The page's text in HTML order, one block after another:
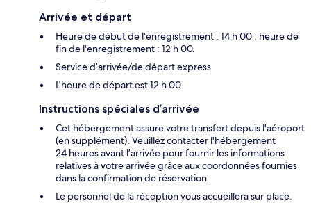
Arrivée et départ
Heure de début de l'enregistrement : 14 h 00 ; heure de
fin de l'enregistrement : 12 h 00.
Service d’arrivée/de départ express
L'heure de départ est 12 h 00
Instructions spéciales d’arrivée
Cet hébergement assure votre transfert depuis l'aéroport
(en supplément). Veuillez contacter l'hébergement
24 heures avant l’arrivée pour fournir les informations
relatives à votre arrivée grâce aux coordonnées fournies
dans la confirmation de réservation.
Le personnel de la réception vous accueillera sur place.